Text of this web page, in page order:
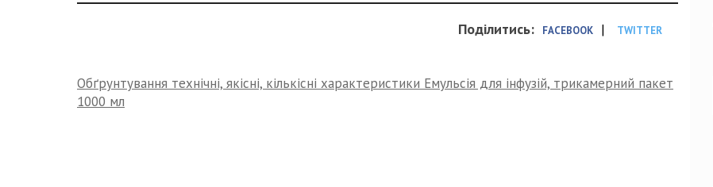
Поділитись: FACEBOOK | TWITTER
Обґрунтування технічні, якісні, кількісні характеристики Емульсія для інфузій, трикамерний пакет
1000 мл